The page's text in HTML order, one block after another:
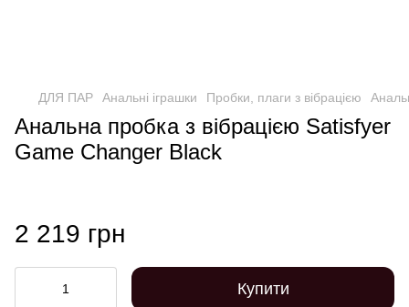
ДЛЯ ПАР Анальні іграшки Пробки, плаги з вібрацією
Анальна пробка з вібрацією Satisfyer
Game Changer Black
2 219 грн
Купити